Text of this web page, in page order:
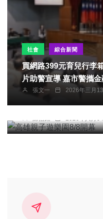
社會 綜合新聞
買網路399元育兒行李箱 卻成千萬詐騙受害人 拍
片助警宣導 嘉
張文一 2026年三月
綜合新聞
高雄親子遊樂園8/8開幕
陳信銘 2026年八月